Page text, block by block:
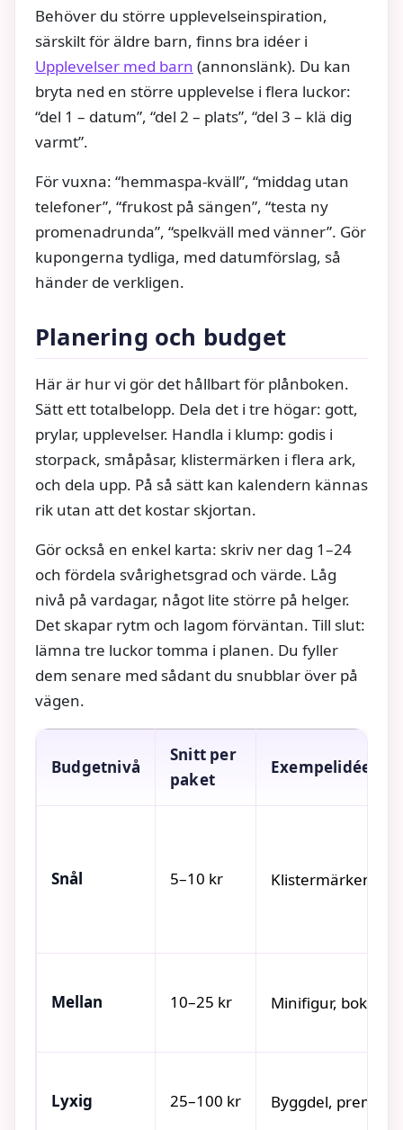
Behöver du större upplevelseinspiration,
särskilt för äldre barn, finns bra idéer i
Upplevelser med barn (annonslänk). Du kan
bryta ned en större upplevelse i flera luckor:
“del 1 – datum”, “del 2 – plats”, “del 3 – klä dig
varmt”.
För vuxna: “hemmaspa-kväll”, “middag utan
telefoner”, “frukost på sängen”, “testa ny
promenadrunda”, “spelkväll med vänner”. Gör
kupongerna tydliga, med datumförslag, så
händer de verkligen.
Planering och budget
Här är hur vi gör det hållbart för plånboken.
Sätt ett totalbelopp. Dela det i tre högar: gott,
prylar, upplevelser. Handla i klump: godis i
storpack, småpåsar, klistermärken i flera ark,
och dela upp. På så sätt kan kalendern kännas
rik utan att det kostar skjortan.
Gör också en enkel karta: skriv ner dag 1–24
och fördela svårighetsgrad och värde. Låg
nivå på vardagar, något lite större på helger.
Det skapar rytm och lagom förväntan. Till slut:
lämna tre luckor tomma i planen. Du fyller
dem senare med sådant du snubblar över på
vägen.
Budgetnivå
Snitt per
paket
Exempelidéer
Snål 5–10 kr Klistermärken,
Mellan 10–25 kr Minifigur,
Lyxig 25–100 kr Byggdel,